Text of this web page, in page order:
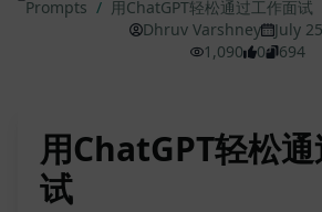
Prompts / 用ChatGPT轻松通过工作面试
Dhruv Varshney
July
1,090
0 694
用ChatGPT轻松
试